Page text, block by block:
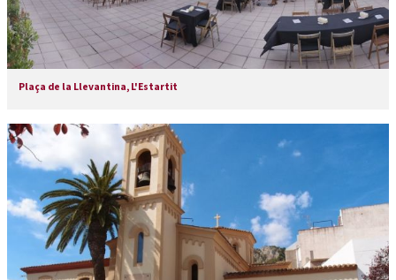
Plaça de la Llevantina, L'Estartit